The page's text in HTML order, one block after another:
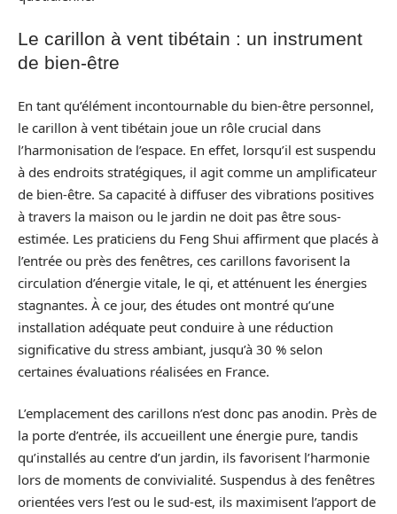
Le carillon à vent tibétain : un instrument
de bien-être
En tant qu’élément incontournable du bien-être personnel,
le carillon à vent tibétain joue un rôle crucial dans
l’harmonisation de l’espace. En effet, lorsqu’il est suspendu
à des endroits stratégiques, il agit comme un amplificateur
de bien-être. Sa capacité à diffuser des vibrations positives
à travers la maison ou le jardin ne doit pas être sous-
estimée. Les praticiens du Feng Shui affirment que placés à
l’entrée ou près des fenêtres, ces carillons favorisent la
circulation d’énergie vitale, le qi, et atténuent les énergies
stagnantes. À ce jour, des études ont montré qu’une
installation adéquate peut conduire à une réduction
significative du stress ambiant, jusqu’à 30 % selon
certaines évaluations réalisées en France.
L’emplacement des carillons n’est donc pas anodin. Près de
la porte d’entrée, ils accueillent une énergie pure, tandis
qu’installés au centre d’un jardin, ils favorisent l’harmonie
lors de moments de convivialité. Suspendus à des fenêtres
orientées vers l’est ou le sud-est, ils maximisent l’apport de